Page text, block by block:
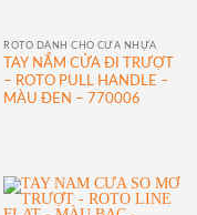
ROTO DÀNH CHO CỬA NHỰA
TAY NẮM CỬA ĐI TRƯỢT
– ROTO PULL HANDLE –
MÀU ĐEN – 770006